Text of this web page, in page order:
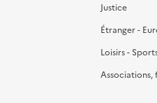
Justice
Étranger -
Loisirs -